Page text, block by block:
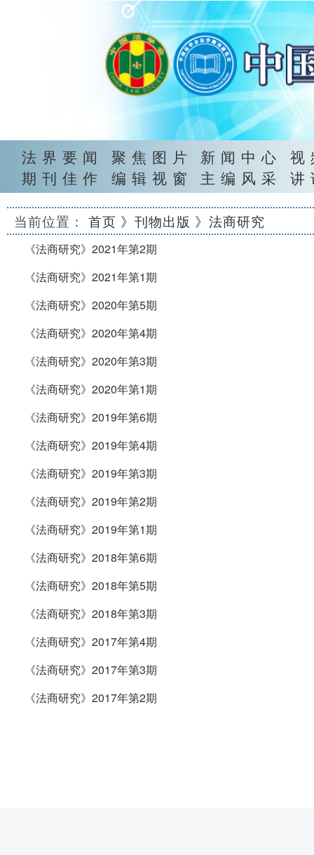
法界要闻 聚焦图片 新闻中心
期刊佳作
编辑视窗 主编风采
当前位置： 首页 》刊物出版 》法商研究
《法商研究》2021年第2期
《法商研究》2021年第1期
《法商研究》2020年第5期
《法商研究》2020年第4期
《法商研究》2020年第3期
《法商研究》2020年第1期
《法商研究》2019年第6期
《法商研究》2019年第4期
《法商研究》2019年第3期
《法商研究》2019年第2期
《法商研究》2019年第1期
《法商研究》2018年第6期
《法商研究》2018年第5期
《法商研究》2018年第3期
《法商研究》2017年第4期
《法商研究》2017年第3期
《法商研究》2017年第2期